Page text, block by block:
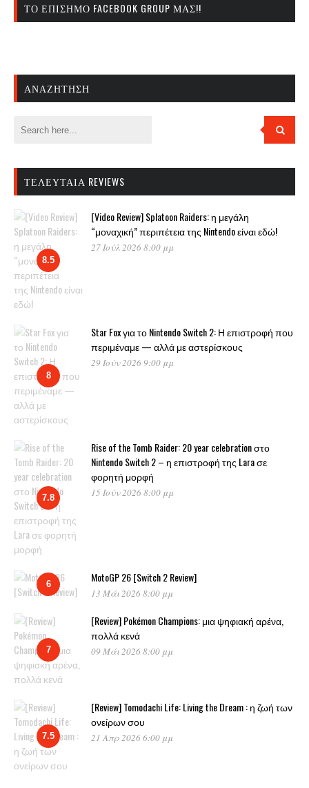
ΤΟ ΕΠΊΣΗΜΟ FACEBOOK GROUP ΜΑΣ!!
ΑΝΑΖΉΤΗΣΗ
ΤΕΛΕΥΤΑΊΑ REVIEWS
8.5
[Video Review] Splatoon Raiders: η μεγάλη
“μοναχική” περιπέτεια της Nintendo είναι εδώ!
27 Ιούλ 2026 8:00 μμ
8
Star Fox για το Nintendo Switch 2: Η επιστροφή που
περιμέναμε — αλλά με αστερίσκους
29 Ιούν 2026 9:00 μμ
7.8
Rise of the Tomb Raider: 20 year celebration στο
Nintendo Switch 2 – η επιστροφή της Lara σε
φορητή μορφή
15 Ιούν 2026 8:00 μμ
6 MotoGP 26 [Switch 2 Review]
13 Μάι 2026 8:00 μμ
7
[Review] Pokémon Champions: μια ψηφιακή αρένα,
πολλά κενά
09 Μάι 2026 8:00 μμ
7.5
[Review] Tomodachi Life: Living the Dream : η ζωή των
ονείρων σου
21 Απρ 2026 6:00 μμ